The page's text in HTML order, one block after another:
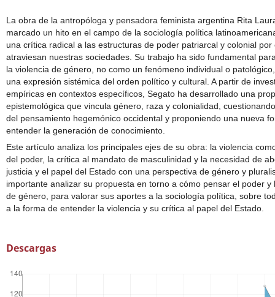
La obra de la antropóloga y pensadora feminista argentina Rita
marcado un hito en el campo de la sociología política
una crítica radical a las estructuras de poder patriarcal y colonial por
atraviesan nuestras sociedades. Su trabajo ha sido fundamental
la violencia de género, no como un fenómeno individual o
una expresión sistémica del orden político y cultural. A partir de
empíricas en contextos específicos, Segato ha desarrollado una
epistemológica que vincula género, raza y colonialidad,
del pensamiento hegemónico occidental y proponiendo una nueva
entender la generación de conocimiento.
Este artículo analiza los principales ejes de su obra: la violencia
del poder, la crítica al mandato de masculinidad y la necesidad de
justicia y el papel del Estado con una perspectiva de género y
importante analizar su propuesta en torno a cómo pensar el poder y
de género, para valorar sus aportes a la sociología política, sobre
a la forma de entender la violencia y su crítica al papel del Estado.
Descargas